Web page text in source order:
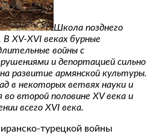
Школа позднего
В XV-XVI веках бурные
войны с
и депортацией сильно
развитие армянской культуры.
в некоторых ветвях науки и
во второй половине XV века и
всего XVI века.
турецкой войны